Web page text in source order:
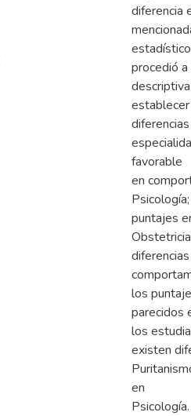
diferencia
procedió
favorable
en
puntajes
los
parecidos
los
existen
en